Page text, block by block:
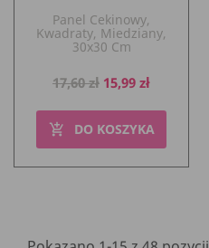
Panel Cekinowy,
Kwadraty, Miedziany,
30x30 Cm
Cena
17,60 zł Cena
15,99 zł
add_shopping_cart DO KOSZYKA